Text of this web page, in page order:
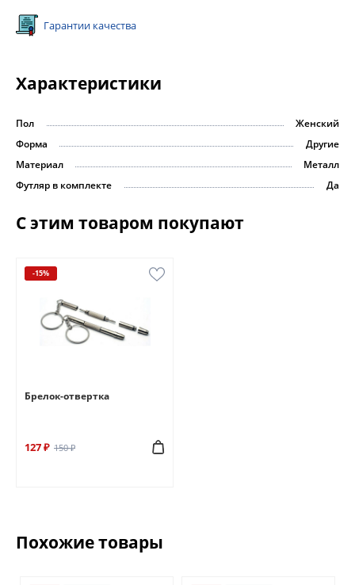
Гарантии качества
Характеристики
Пол
Женский
Форма
Другие
Материал
Металл
Футляр в комплекте
Да
С этим товаром покупают
-15%
Брелок-отвертка
127 ₽ 150 ₽
Похожие товары